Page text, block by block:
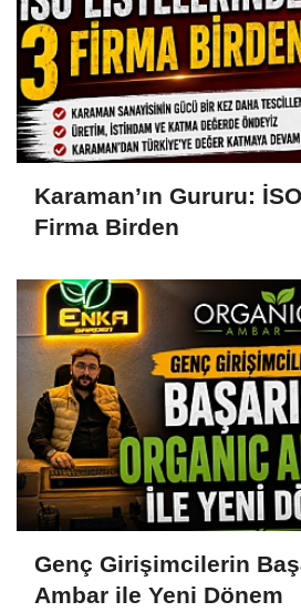
Karaman’ın Gururu:
Firma Birden
Genç Girişimcilerin
Ambar ile Yeni Dönem